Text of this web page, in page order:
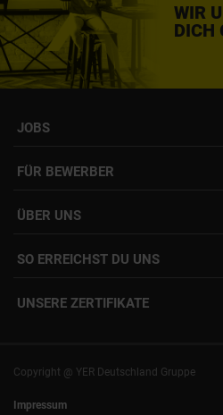
WIR
DICH
JOBS
Initiativbewerbung
Interne Jobs
FÜR BEWERBER
Freelance Vermittlung
ÜBER UNS
Unsere Standorte
Presse
SO ERREICHST DU UNS
+49 (0)89 540210-0
Rostock| Berlin
UNSERE ZERTIFIKATE
Copyright @ YER Deutschland Gruppe
Impressum